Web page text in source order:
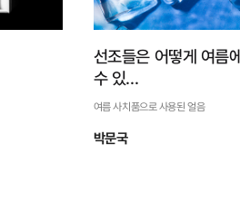
선조들은 어떻게 여름
수 있...
여름 사치품으로 사용된 얼음
박문국